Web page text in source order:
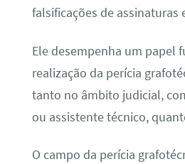
falsificações de assinaturas
Ele desempenha um papel
realização da perícia
tanto no âmbito judicial,
ou assistente técnico,
O campo da perícia